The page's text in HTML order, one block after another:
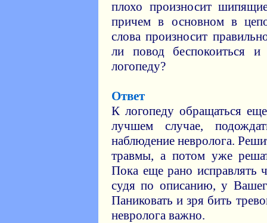
плохо произносит
причем в основном в
слова произносит
ли повод беспокоиться
логопеду?
Ответ
К логопеду обращаться
лучшем случае,
наблюдение невролога.
травмы, а потом уже
Пока еще рано исправлять
судя по описанию, у
Паниковать и зря бить
невролога важно.